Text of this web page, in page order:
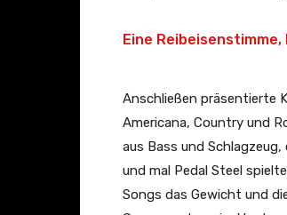
Eine
Anschließen präsentierte
Americana, Country und
aus Bass und
und mal Pedal Steel
Songs das Gewicht und